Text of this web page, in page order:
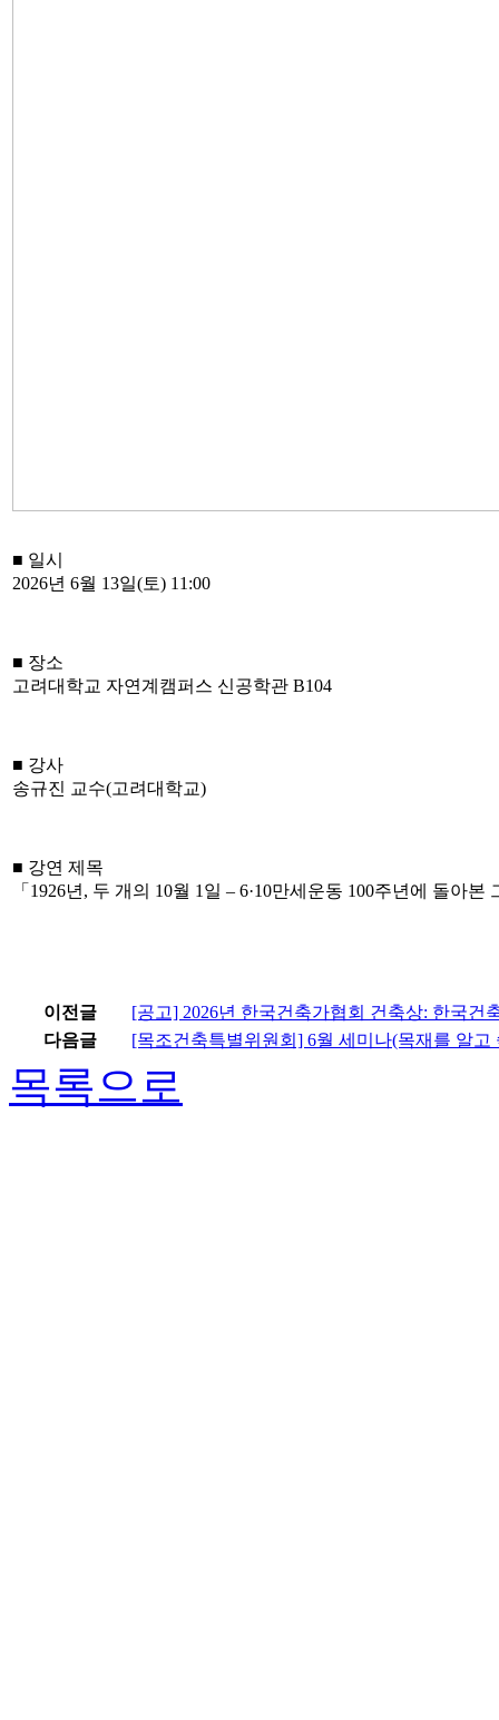
■ 일시
2026년 6월 13일(토) 11:00
■ 장소
고려대학교 자연계캠퍼스 신공학관 B104
■ 강사
송규진 교수(고려대학교)
■ 강연 제목
「1926년, 두 개의 10월 1일 – 6·10만세운동 100주년에 돌아본
이전글
[공고] 2026년 한국건축가협회 건축상: 한국건
다음글
[목조건축특별위원회] 6월 세미나(목재를 알
목록으로